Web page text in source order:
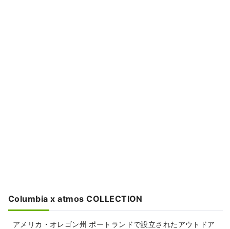
Columbia x atmos COLLECTION
アメリカ・オレゴン州 ポートランドで設立されたアウトドア